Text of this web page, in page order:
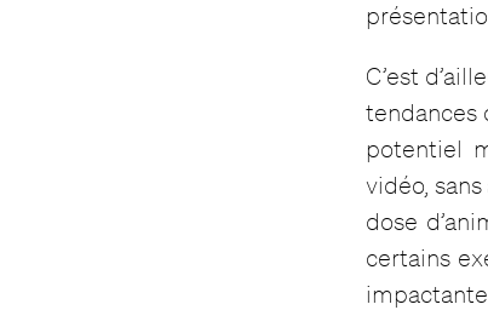
C’est
tendances
potentiel
vidéo,
dose
certains